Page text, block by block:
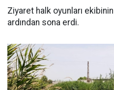
Ziyaret halk oyunları
ardından sona erdi.